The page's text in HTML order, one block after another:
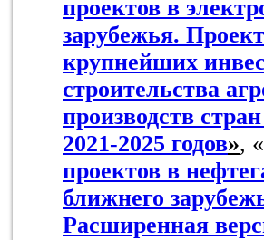
проектов в
зарубежья.
крупнейших
строительства
производств
2021-2025 годов», «
проектов в
ближнего
Расширенная